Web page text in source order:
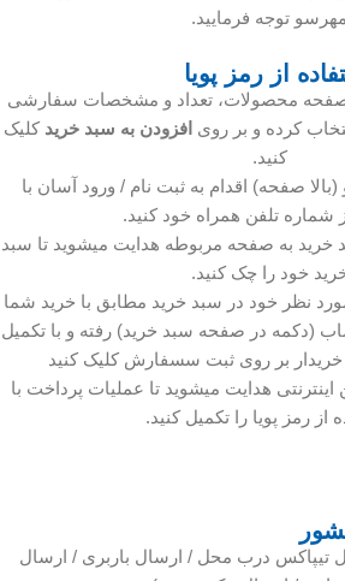
مهرسو توجه فرمایید.
از رمز پویا
صفحه محصولات، تعداد و مشخصات سفارشی
کرده و بر روی افزودن به سبد خرید کلیک
کنید.
صفحه) اقدام به ثبت نام / ورود آسان با
شماره تلفن همراه خود کنید.
به صفحه مربوطه هدایت میشوید تا سبد
خود را چک کنید.
نظر خود در سبد خرید مطابق با خرید شما
(دکمه در صفحه سبد خرید) رفته و با تکمیل
بر روی ثبت سسفارش کلیک کنید
هدایت میشوید تا عملیات پرداخت با
از رمز پویا را تکمیل کنید.
تیپاکس درب محل / ارسال باربری / ارسال